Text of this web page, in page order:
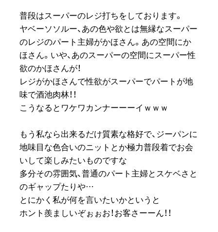
普段はスーパーのレジ打ちをしております。
ヤベーソソルー、あの色や欲とは無縁なスーパー
のレジのパート主婦がかほさん。あの空間にか
ほさん。いや、あのスーパーの空間にスーパー性
欲のかほさんが！
レジがかほさんで性欲がスーパーでパートが地
味で酒池肉林！！
こうなるとワケワカンナーーーイｗｗｗ
もう私なら出来るだけ質素な格好で、ジーパンに
地味目な色合いのニットとか極力普段着でお会
いして楽しみたいものですな
多分その雰囲気、普通のパート主婦とスケベさと
のギャップたりや…
とにかく私が何を言いたいかというと
ホント羨ましいぞぉぉお！お客さーーん！！